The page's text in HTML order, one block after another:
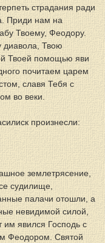
страдания ради
Приди нам на
Твоему, Феодору.
диавола, Твою
Твоей помощью яви
почитаем царем
славя Тебя с
во веки.
произнесли:
землетрясение,
судилище,
палачи отошли, а
невидимой силой,
им явился Господь с
Феодором. Святой